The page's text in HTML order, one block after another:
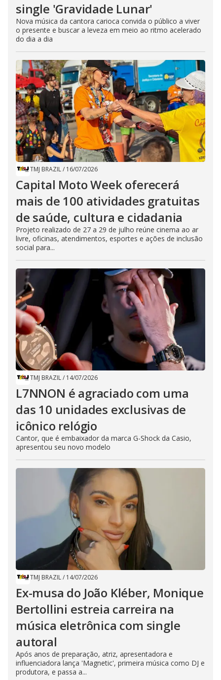
single 'Gravidade Lunar'
Nova música da cantora carioca convida o público a viver
o presente e buscar a leveza em meio ao ritmo acelerado
do dia a dia
TMJ BRAZIL/ 16/07/2026
Capital Moto Week oferecerá
mais de 100 atividades gratuitas
de saúde, cultura e cidadania
Projeto realizado de 27 a 29 de julho reúne cinema ao ar
livre, oficinas, atendimentos, esportes e ações de inclusão
social para...
TMJ BRAZIL/ 14/07/2026
L7NNON é agraciado com uma
das 10 unidades exclusivas de
icônico relógio
Cantor, que é embaixador da marca G-Shock da Casio,
apresentou seu novo modelo
TMJ BRAZIL/ 14/07/2026
Ex-musa do João Kléber, Monique
Bertollini estreia carreira na
música eletrônica com single
autoral
Após anos de preparação, atriz, apresentadora e
influenciadora lança 'Magnetic', primeira música como DJ e
produtora, e passa a...